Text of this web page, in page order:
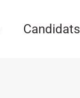
Candidats